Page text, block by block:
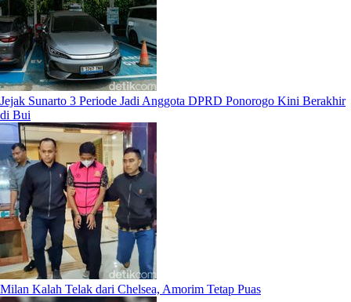
Jejak Sunarto 3 Periode Jadi Anggota DPRD Ponorogo Kini Berakhir
di Bui
Milan Kalah Telak dari Chelsea, Amorim Tetap Puas